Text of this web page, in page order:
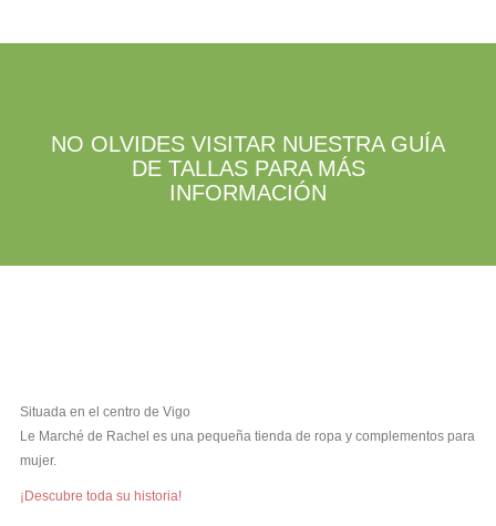
NO OLVIDES VISITAR NUESTRA GUÍA
DE TALLAS PARA MÁS
INFORMACIÓN
Situada en el centro de Vigo
Le Marché de Rachel es una pequeña tienda de ropa y complementos para
mujer.
¡Descubre toda su historia!